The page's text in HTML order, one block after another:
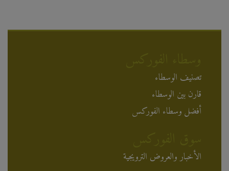
تصنيف الوسطاء
قارن بين الوسطاء
أفضل وسطاء الفوركس
الأخبار والعروض الترويجية